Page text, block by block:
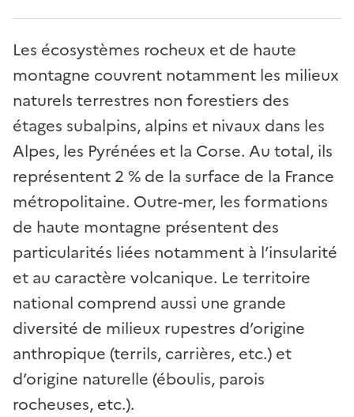
Les écosystèmes rocheux et de haute
montagne couvrent notamment les milieux
naturels terrestres non forestiers des
étages subalpins, alpins et nivaux dans les
Alpes, les Pyrénées et la Corse. Au total, ils
représentent 2 % de la surface de la France
métropolitaine. Outre-mer, les formations
de haute montagne présentent des
particularités liées notamment à l’insularité
et au caractère volcanique. Le territoire
national comprend aussi une grande
diversité de milieux rupestres d’origine
anthropique (terrils, carrières, etc.) et
d’origine naturelle (éboulis, parois
rocheuses, etc.).